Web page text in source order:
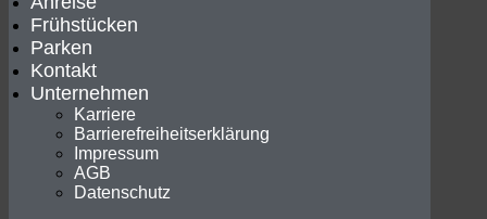
Frühstücken
Parken
Kontakt
Unternehmen
Karriere
Barrierefreiheitserklärung
Impressum
AGB
Datenschutz